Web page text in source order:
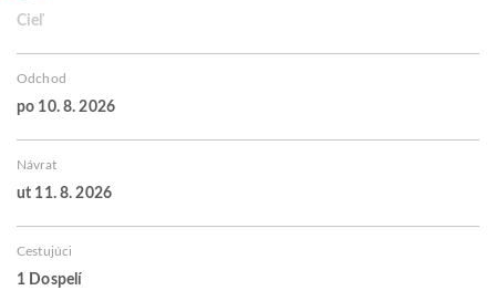
Cieľ
Odchod
po 10. 8. 2026
Návrat
ut 11. 8. 2026
Cestujúci
1 Dospelí